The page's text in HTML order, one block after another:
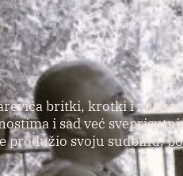
britki, krotki i
i sad već
produžio svoju sudbinu,